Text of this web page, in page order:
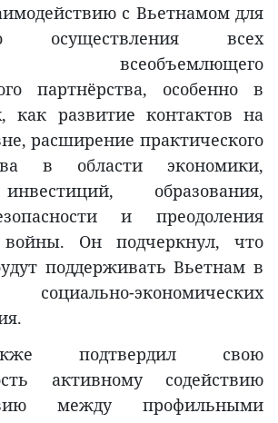
с Вьетнамом для
осуществления всех
всеобъемлющего
партнёрства, особенно в
как развитие контактов на
расширение практического
в области экономики,
образования,
и преодоления
войны. Он подчеркнул, что
поддерживать Вьетнам в
экономических
подтвердил свою
активному содействию
между профильными